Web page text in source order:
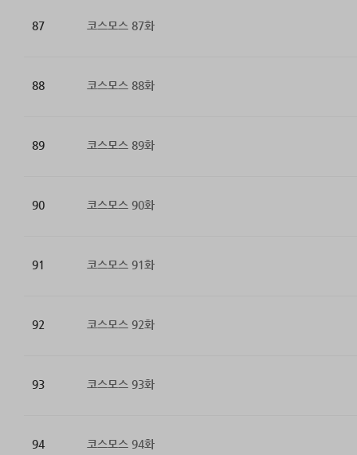
87 코스모스 87화
88 코스모스 88화
89 코스모스 89화
90 코스모스 90화
91 코스모스 91화
92 코스모스 92화
93 코스모스 93화
94 코스모스 94화